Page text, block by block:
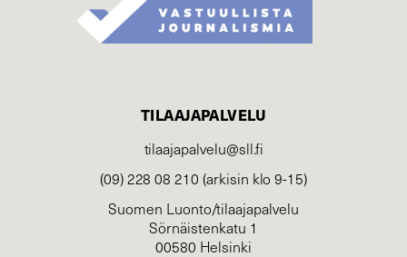
TILAAJAPALVELU
tilaajapalvelu@sll.fi
(09) 228 08 210 (arkisin klo 9-15)
Suomen Luonto/tilaajapalvelu
Sörnäistenkatu 1
00580 Helsinki